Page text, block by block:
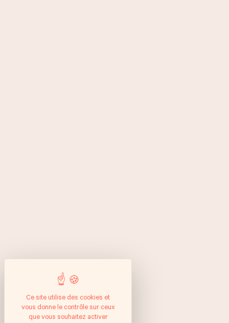
Ce site utilise des cookies et
vous donne le contrôle sur ceux
que vous souhaitez activer